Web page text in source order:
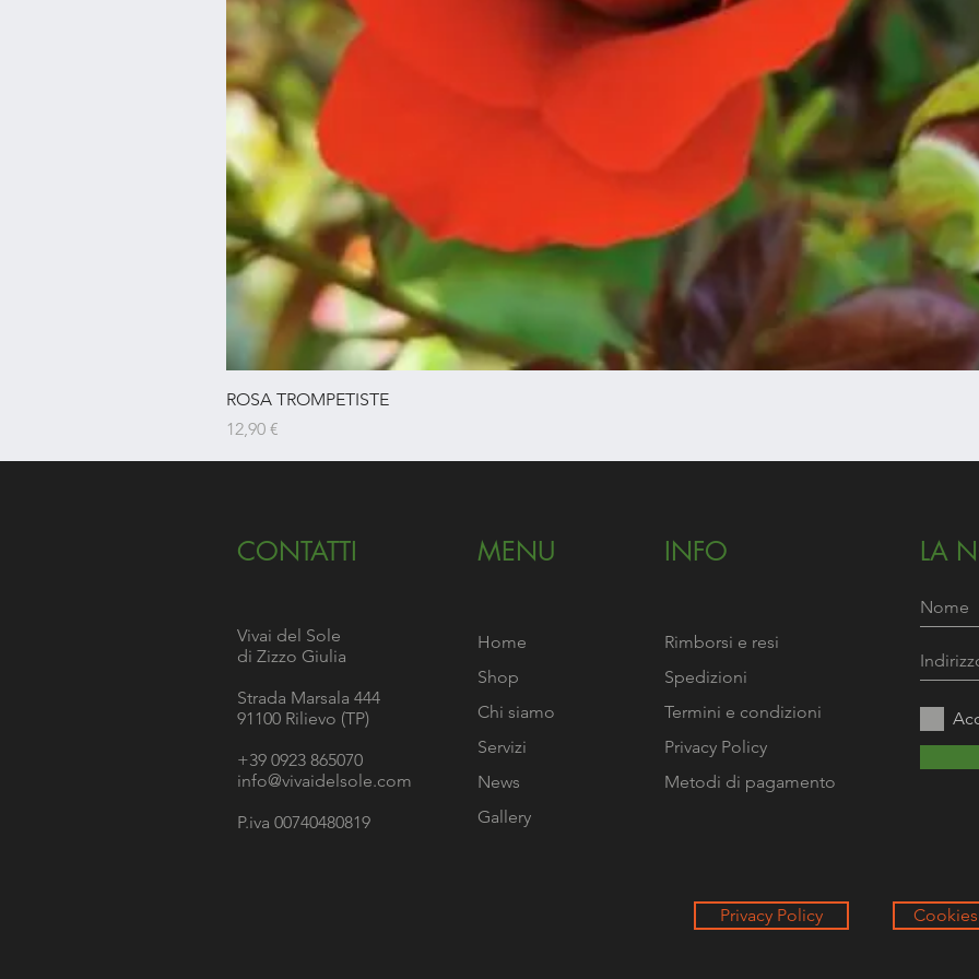
ROSA TROMPETISTE
Prezzo
12,90 €
CONTATTI
Vivai del Sole
di Zizzo Giulia
Strada Marsala 444
91100 Rilievo (TP)
+39 0923 865070
info@vivaidelsole.com
P.iva 00740480819
MENU
Home
Shop
Chi siamo
Servizi
News
Gallery
INFO
Rimborsi e resi
Spedizioni
Termini e condizioni
Privacy Policy
Metodi di pagamento
LA
Privacy Policy